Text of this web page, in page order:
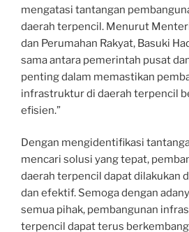
mengatasi tantangan
daerah terpencil. Menurut
dan Perumahan Rakyat, Basuki
sama antara pemerintah pusat
penting dalam memastikan
infrastruktur di daerah terpencil
efisien.”
Dengan mengidentifikasi
mencari solusi yang tepat,
daerah terpencil dapat dilakukan
dan efektif. Semoga dengan
semua pihak, pembangunan
terpencil dapat terus